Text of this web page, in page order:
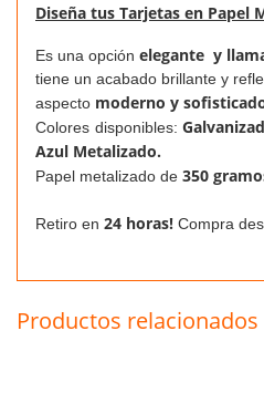
Diseña tus Tarjetas en Papel
Es una opción elegante y
tiene un acabado brillante y
aspecto moderno y
Colores disponibles:
Azul Metalizado.
Papel metalizado de 350
Retiro en 24 horas! Compra
Productos relacionados